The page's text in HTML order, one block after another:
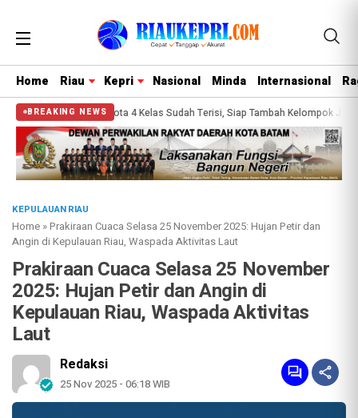
Home Riau Kepri Nasional Minda Internasional
BREAKING NEWS
Gratis: Kuota 4 Kelas Sudah Terisi, Siap Tambah Kelompok Jika Animo
KEPULAUAN RIAU
Home »Prakiraan Cuaca Selasa 25 November 2025: Hujan Petir dan
Angin di Kepulauan Riau, Waspada Aktivitas Laut
Prakiraan Cuaca Selasa 25 November
2025: Hujan Petir dan Angin di
Kepulauan Riau, Waspada Aktivitas
Laut
Redaksi
25 Nov 2025 - 06:18 WIB